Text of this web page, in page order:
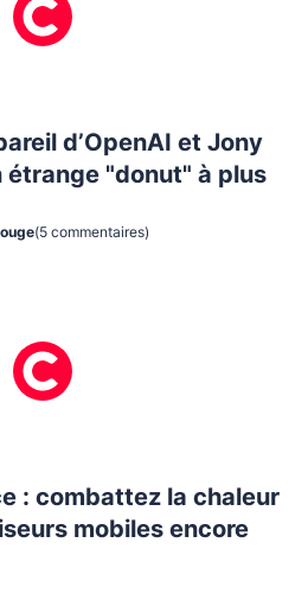
d’OpenAI et Jony
étrange "donut" à plus
(5 commentaires)
: combattez la chaleur
mobiles encore